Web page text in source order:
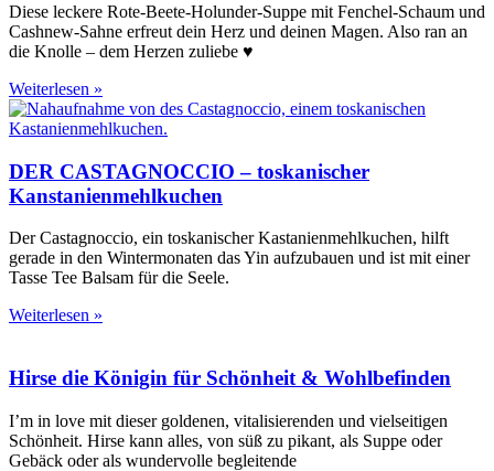
Diese leckere Rote-Beete-Holunder-Suppe mit Fenchel-Schaum und
Cashnew-Sahne erfreut dein Herz und deinen Magen. Also ran an
die Knolle – dem Herzen zuliebe ♥
Weiterlesen »
DER CASTAGNOCCIO – toskanischer
Kanstanienmehlkuchen
Der Castagnoccio, ein toskanischer Kastanienmehlkuchen, hilft
gerade in den Wintermonaten das Yin aufzubauen und ist mit einer
Tasse Tee Balsam für die Seele.
Weiterlesen »
Hirse die Königin für Schönheit & Wohlbefinden
I’m in love mit dieser goldenen, vitalisierenden und vielseitigen
Schönheit. Hirse kann alles, von süß zu pikant, als Suppe oder
Gebäck oder als wundervolle begleitende